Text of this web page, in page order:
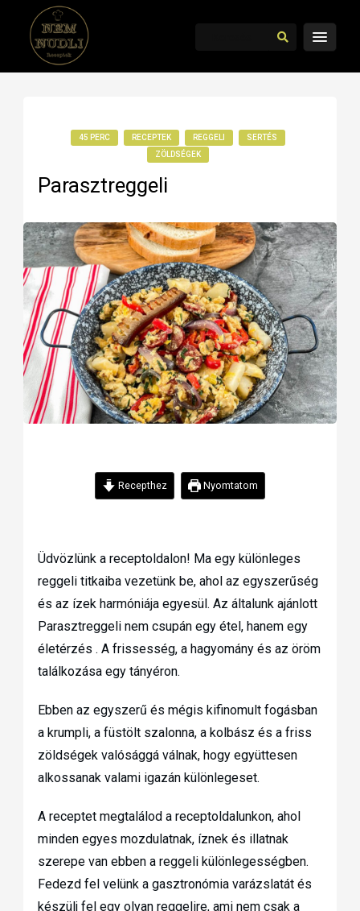
45 PERC RECEPTEK REGGELI
SERTÉS
ZÖLDSÉGEK
Parasztreggeli
Recepthez Nyomtatom
Üdvözlünk a receptoldalon! Ma egy különleges
reggeli titkaiba vezetünk be, ahol az egyszerűség
és az ízek harmóniája egyesül. Az általunk ajánlott
Parasztreggeli nem csupán egy étel, hanem egy
életérzés . A frissesség, a hagyomány és az öröm
találkozása egy tányéron.
Ebben az egyszerű és mégis kifinomult fogásban
a krumpli, a füstölt szalonna, a kolbász és a friss
zöldségek valósággá válnak, hogy együttesen
alkossanak valami igazán különlegeset.
A receptet megtalálod a receptoldalunkon, ahol
minden egyes mozdulatnak, íznek és illatnak
szerepe van ebben a reggeli különlegességben.
Fedezd fel velünk a gasztronómia varázslatát és
készülj fel egy olyan reggelire, ami nem csak a